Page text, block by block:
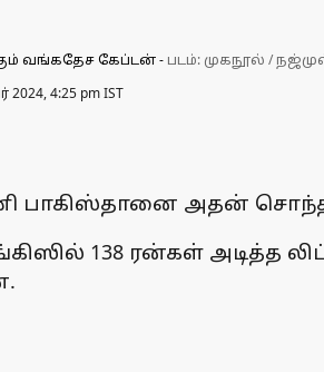
வங்கதேச கேப்டன்- படம்: முகநூல் /
4:25 pm IST
பாகிஸ்தானை அதன்
138 ரன்கள் அடித்த